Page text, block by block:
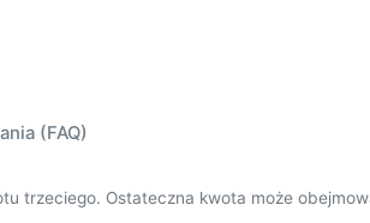
(FAQ)
trzeciego. Ostateczna kwota może